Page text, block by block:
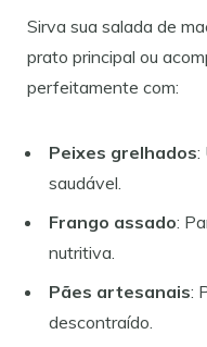
Sirva sua salada de
prato principal ou
perfeitamente com:
Peixes grelhados:
saudável.
Frango assado:
nutritiva.
Pães artesanais:
descontraído.